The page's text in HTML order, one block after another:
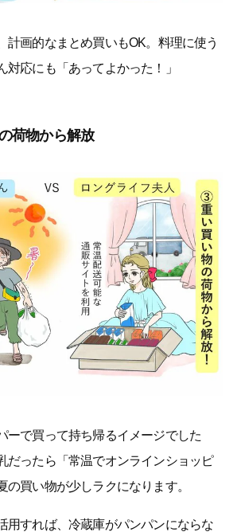
計画的なまとめ買いもOK。料理に使う
対応にも「あってよかった！」
荷物から解放
ーで買って持ち帰るイメージでした
だったら「常温でオンラインショッピ
の買い物が少しラクになります。
用すれば、冷蔵庫がパンパンにならな